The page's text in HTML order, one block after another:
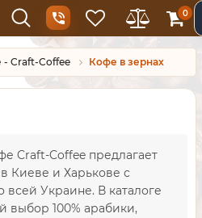
0
Craft-Coffee Кофе в зернах
Craft-Coffee предлагает
Киеве и Харькове с
всей Украине. В каталоге
выбор 100% арабики,